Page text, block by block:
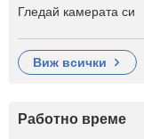
Гледай камерата си
виж всички
Работно време